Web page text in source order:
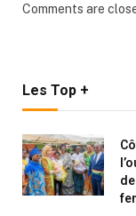
Comments are
Les Top +